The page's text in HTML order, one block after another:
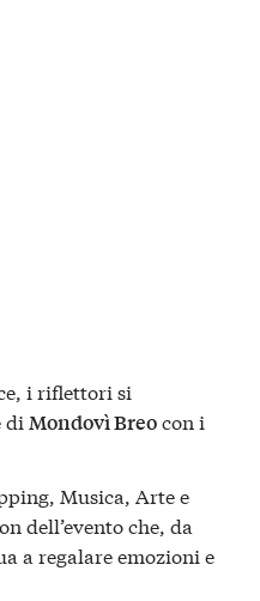
i riflettori si
di Mondovì Breocon i
Musica, Arte e
dell’evento che, da
a regalare emozioni e